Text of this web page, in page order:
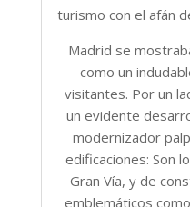
turismo con el afán
Madrid se
como un
visitantes. Por un
un evidente
modernizador
edificaciones: Son
Gran Vía, y de
emblemáticos